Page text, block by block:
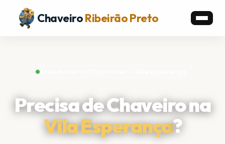
ChaveiroRibeirão Preto
Atendimento Disponível — Vila Esperança
Precisa de Chaveiro na
Vila Esperança?